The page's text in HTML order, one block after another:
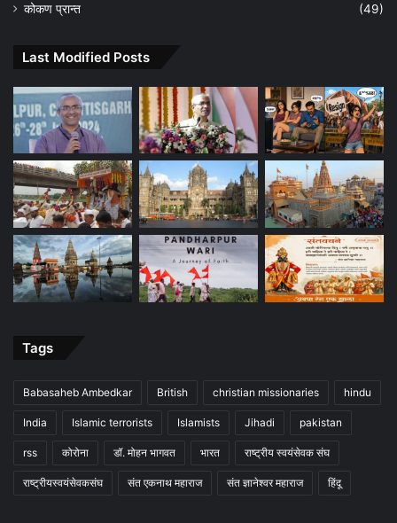
कोकण प्रान्त (49)
Last Modified Posts
Tags
Babasaheb Ambedkar British christian missionaries hindu
India Islamic terrorists Islamists Jihadi pakistan
rss कोरोना डॉ. मोहन भागवत भारत राष्ट्रीय स्वयंसेवक संघ
राष्ट्रीयस्वयंसेवकसंघ संत एकनाथ महाराज संत ज्ञानेश्वर महाराज हिंदू